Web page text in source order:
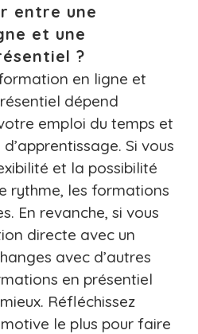
entre une
et une
?
en ligne et
dépend
emploi du temps et
Si vous
et la possibilité
rythme, les formations
En revanche, si vous
directe avec un
avec d’autres
en présentiel
Réfléchissez
le plus pour faire